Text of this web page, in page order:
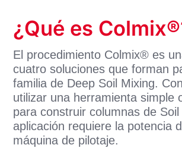
¿Qué es
El procedimiento Colmix® es
cuatro soluciones que forman
familia de Deep Soil Mixing.
utilizar una herramienta simple
para construir columnas de
aplicación requiere la potencia
máquina de pilotaje.